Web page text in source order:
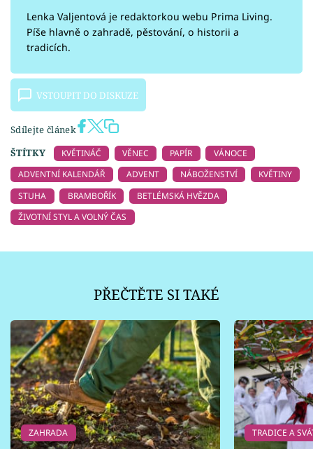
Lenka Valjentová je redaktorkou webu Prima Living.
Píše hlavně o zahradě, pěstování, o historii a
tradicích.
VSTOUPIT DO DISKUZE
Sdílejte článek
ŠTÍTKY
KVĚTINÁČ VĚNEC PAPÍR
VÁNOCE
ADVENTNÍ KALENDÁŘ
ADVENT NÁBOŽENSTVÍ
KVĚTINY
STUHA
BRAMBOŘÍK
BETLÉMSKÁ HVĚZDA
ŽIVOTNÍ STYL A VOLNÝ ČAS
PŘEČTĚTE SI TAKÉ
ZAHRADA TRADICE A